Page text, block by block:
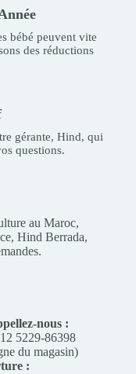
bébé peuvent vite
des réductions
gérante, Hind, qui
questions.
au Maroc,
Hind Berrada,
nous :
5229-86398
du magasin)
: